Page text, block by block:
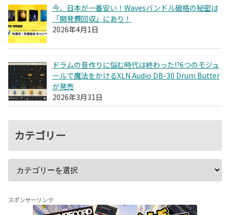
今、日本が一番安い！Wavesバンドル破格の秘密は
「開発費回収」にあり！
2026年4月1日
ドラムの音作りに悩む時代は終わった!?6つのモジュ
ールで魔法をかけるXLN Audio DB-30 Drum Butter
が発売
2026年3月31日
カテゴリー
スポンサーリンク